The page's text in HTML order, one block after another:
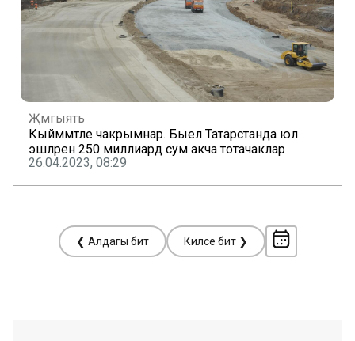
Җәмгыять
Кыйммәтле чакрымнар. Быел Татарстанда юл
эшләренә 250 миллиард сум акча тотачаклар
26.04.2023, 08:29
❮ Алдагы бит Киләсе бит ❯